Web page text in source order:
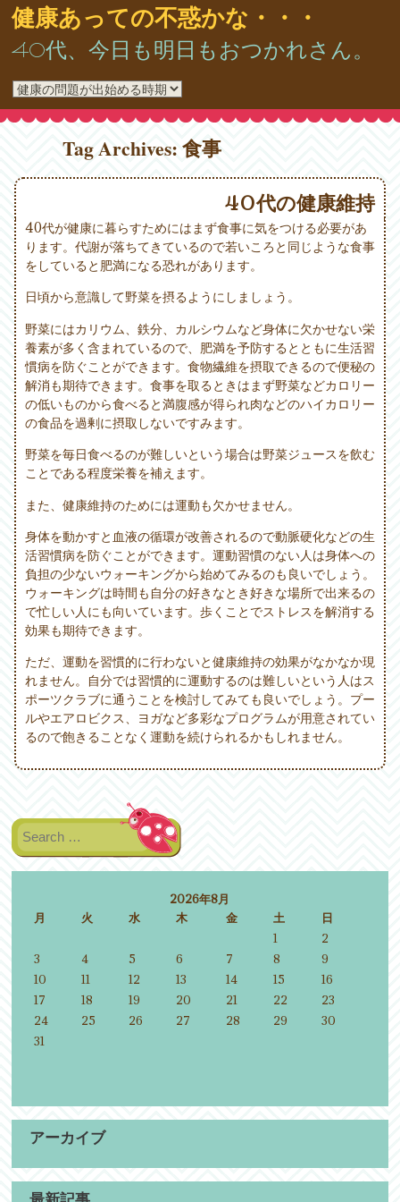
健康あっての不惑かな・・・
40代、今日も明日もおつかれさん。
Tag Archives:食事
40代の健康維持
40代が健康に暮らすためにはまず食事に気をつける必要があ
ります。代謝が落ちてきているので若いころと同じような食事
をしていると肥満になる恐れがあります。
日頃から意識して野菜を摂るようにしましょう。
野菜にはカリウム、鉄分、カルシウムなど身体に欠かせない栄
養素が多く含まれているので、肥満を予防するとともに生活習
慣病を防ぐことができます。食物繊維を摂取できるので便秘の
解消も期待できます。食事を取るときはまず野菜などカロリー
の低いものから食べると満腹感が得られ肉などのハイカロリー
の食品を過剰に摂取しないですみます。
野菜を毎日食べるのが難しいという場合は野菜ジュースを飲む
ことである程度栄養を補えます。
また、健康維持のためには運動も欠かせません。
身体を動かすと血液の循環が改善されるので動脈硬化などの生
活習慣病を防ぐことができます。運動習慣のない人は身体への
負担の少ないウォーキングから始めてみるのも良いでしょう。
ウォーキングは時間も自分の好きなとき好きな場所で出来るの
で忙しい人にも向いています。歩くことでストレスを解消する
効果も期待できます。
ただ、運動を習慣的に行わないと健康維持の効果がなかなか現
れません。自分では習慣的に運動するのは難しいという人はス
ポーツクラブに通うことを検討してみても良いでしょう。プー
ルやエアロビクス、ヨガなど多彩なプログラムが用意されてい
るので飽きることなく運動を続けられるかもしれません。
2026年8月
月
火 水 木 金 土
日
1
2
3
4 5 6 7 8
9
10
11 12 13 14 15
16
17
18 19 20 21 22
23
24
25 26 27 28 29
30
31
アーカイブ